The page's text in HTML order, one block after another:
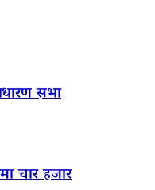
सभा
चार हजार